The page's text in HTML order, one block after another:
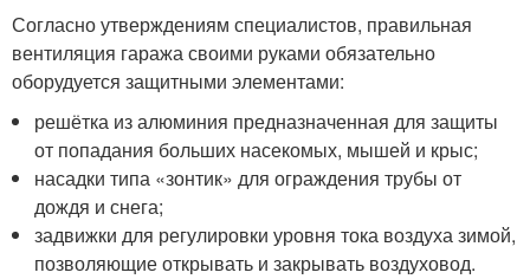
Согласно утверждениям специалистов, правильная
вентиляция гаража своими руками обязательно
оборудуется защитными элементами:
решётка из алюминия предназначенная для защиты
от попадания больших насекомых, мышей и крыс;
насадки типа «зонтик» для ограждения трубы от
дождя и снега;
задвижки для регулировки уровня тока воздуха зимой,
позволяющие открывать и закрывать воздуховод.